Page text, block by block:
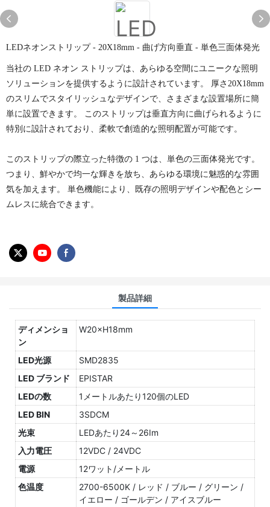
LEDネオンストリップ - 20X18mm - 曲げ方向垂直 - 単色三面体発​​光
当社の LED ネオン ストリップは、あらゆる空間にユニークな照明
ソリューションを提供するように設計されています。 厚さ20X18mm
のスリムでスタイリッシュなデザインで、さまざまな設置場所に簡
単に設置できます。 このストリップは垂直方向に曲げられるように
特別に設計されており、柔軟で創造的な照明配置が可能です。
このストリップの際立った特徴の 1 つは、単色の三面体発光です。
つまり、鮮やかで均一な輝きを放ち、あらゆる環境に魅惑的な雰囲
気を加えます。 単色機能により、既存の照明デザインや配色とシー
ムレスに統合できます。
製品詳細
ディメンショ
ン
W20×H18mm
LED光源
SMD2835
LED ブランド
EPISTAR
LEDの数
1メートルあたり120個のLED
LED BIN
3SDCM
光束
LEDあたり24～26Im
入力電圧
12VDC / 24VDC
電源
12ワット/メートル
色温度
2700-6500K / レッド / ブルー / グリーン /
イエロー / ゴールデン / アイスブルー